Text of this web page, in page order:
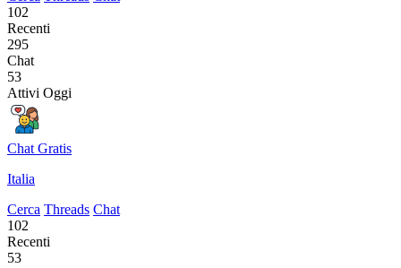
102
Recenti
295
Chat
53
Attivi Oggi
Chat Gratis
Italia
Cerca Threads Chat
102
Recenti
53